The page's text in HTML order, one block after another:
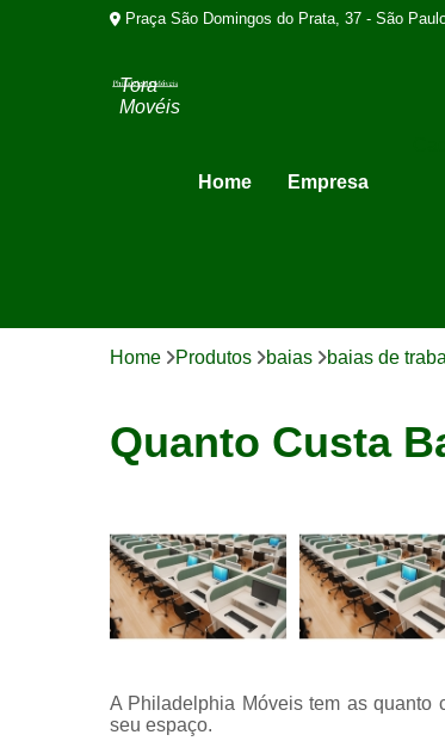
Praça São Domingos do Prata, 37 - São
Tora
Movéis
Home Empresa
Home Produtos baias baias de
Quanto Custa
A Philadelphia Móveis tem as
seu espaço.